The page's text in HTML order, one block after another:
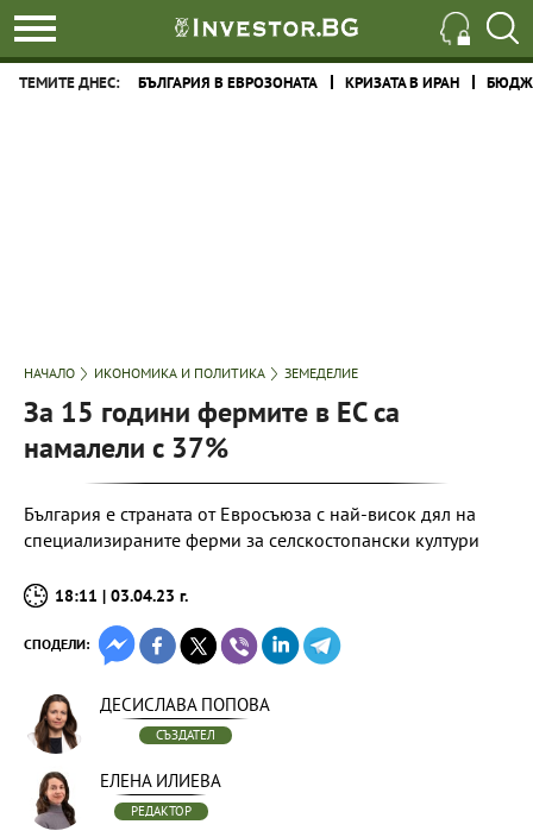
ТЕМИТЕ ДНЕС: БЪЛГАРИЯ В ЕВРОЗОНАТА КРИЗАТА В ИРАН
НАЧАЛО ИКОНОМИКА И ПОЛИТИКА ЗЕМЕДЕЛИЕ
За 15 години фермите в ЕС са
намалели с 37%
България е страната от Евросъюза с най-висок дял на
специализираните ферми за селскостопански култури
18:11 | 03.04.23 г.
СПОДЕЛИ:
ДЕСИСЛАВА ПОПОВА
СЪЗДАТЕЛ
ЕЛЕНА ИЛИЕВА
РЕДАКТОР